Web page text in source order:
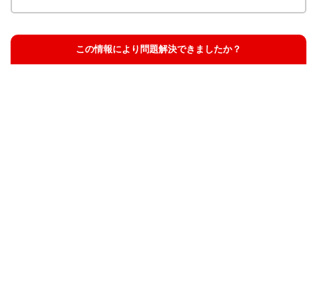
この情報により問題解決できましたか？